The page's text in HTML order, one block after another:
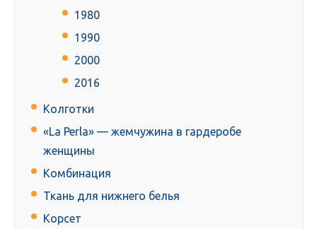
1980
1990
2000
2016
Колготки
«La Perla» — жемчужина в гардеробе
женщины
Комбинация
Ткань для нижнего белья
Корсет